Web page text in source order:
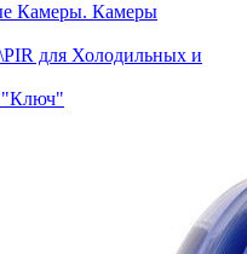
Камеры. Камеры
для Холодильных и
"Ключ"